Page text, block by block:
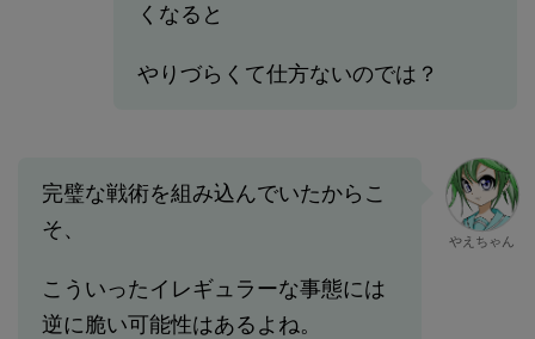
くなると
やりづらくて仕方ないのでは？
完璧な戦術を組み込んでいたからこ
そ、
こういったイレギュラーな事態には
逆に脆い可能性はあるよね。
やえちゃん